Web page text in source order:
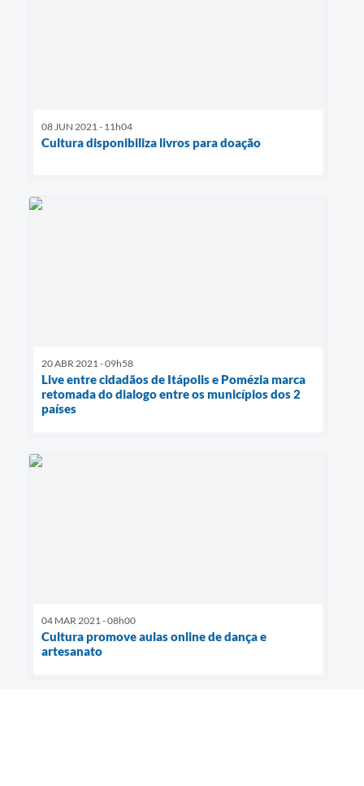
08 JUN 2021 - 11h04
Cultura disponibiliza livros para doação
20 ABR 2021 - 09h58
Live entre cidadãos de Itápolis e Pomézia marca
retomada do dialogo entre os municípios dos 2
países
04 MAR 2021 - 08h00
Cultura promove aulas online de dança e
artesanato